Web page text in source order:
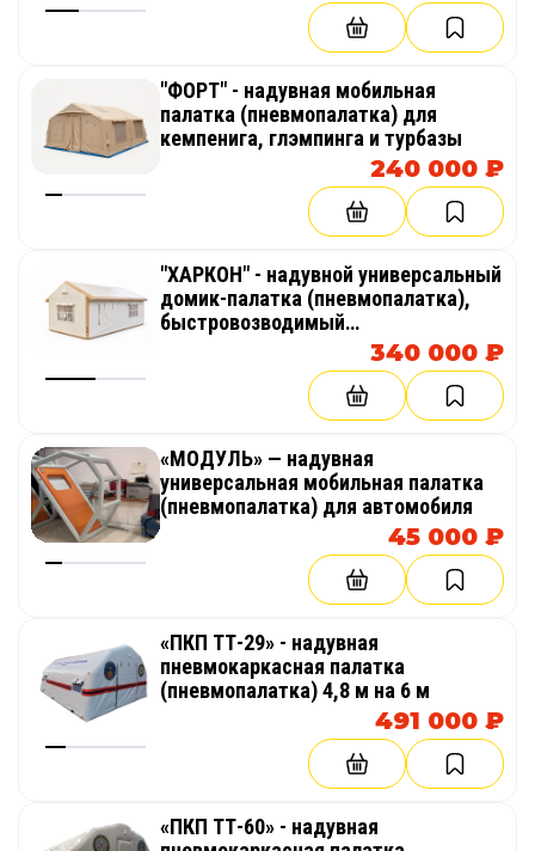
"ФОРТ" - надувная мобильная
палатка (пневмопалатка) для
кемпенига, глэмпингa и туpбaзы
240 000 ₽
"ХАРКОН" - надувной универсальный
домик-палатка (пневмопалатка),
быстровозводимый
пневмокаркасный модуль, шатер
340 000 ₽
«МОДУЛЬ» — надувная
универсальная мобильная палатка
(пневмопалатка) для автомобиля
45 000 ₽
«ПКП ТТ-29» - надувная
пневмокаркасная палатка
(пневмопалатка) 4,8 м на 6 м
491 000 ₽
«ПКП ТТ-60» - надувная